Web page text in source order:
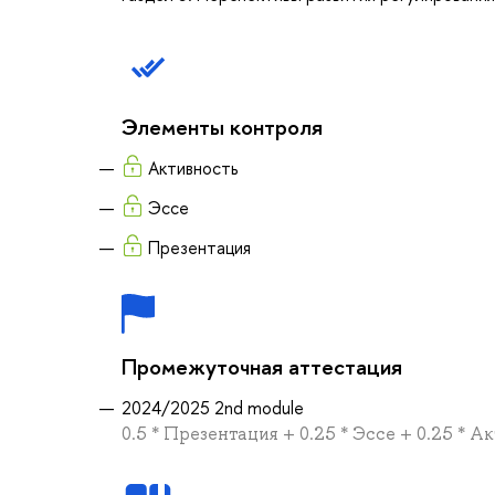
Элементы контроля
Активность
Эссе
Презентация
Промежуточная аттестация
2024/2025 2nd module
0.5 * Презентация + 0.25 * Эссе + 0.25 *